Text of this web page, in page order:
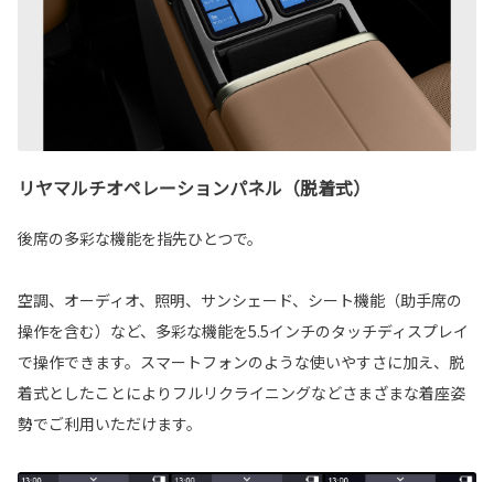
リヤマルチオペレーションパネル（脱着式）
後席の多彩な機能を指先ひとつで。
空調、オーディオ、照明、サンシェード、シート機能（助手席の
操作を含む）など、多彩な機能を5.5インチのタッチディスプレイ
で操作できます。スマートフォンのような使いやすさに加え、脱
着式としたことによりフルリクライニングなどさまざまな着座姿
勢でご利用いただけます。